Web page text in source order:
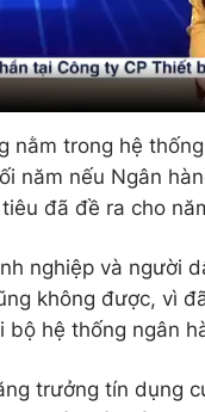
nằm trong hệ
năm nếu Ngân
đã đề ra cho
nghiệp và người
không được, vì
hệ thống ngân
trưởng tín dụng